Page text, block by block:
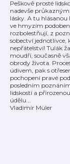
Peškově prosté
nadevše
lásky. A tu
ve hmyzím
rozbolestňují, z
sobectví jednotlivce,
nepřátelství! Tulák
moudří, současně
obrody života.
údivem, pak s
pochopení pravé
posledním
lidskostí a
údělu...
Vladimír Müler